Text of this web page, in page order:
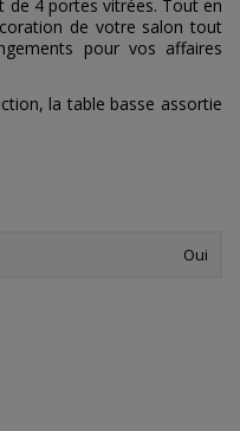
de 4 portes vitrées. Tout en
de votre salon tout
pour vos affaires
la table basse assortie
Oui